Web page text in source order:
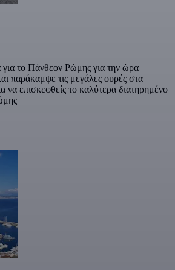
για το Πάνθεον Ρώμης για την ώρα
παράκαμψε τις μεγάλες ουρές στα
να επισκεφθείς το καλύτερα διατηρημένο